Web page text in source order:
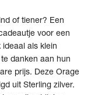
of tiener? Een
voor een
als klein
danken aan hun
prijs. Deze Orage
uit Sterling zilver.